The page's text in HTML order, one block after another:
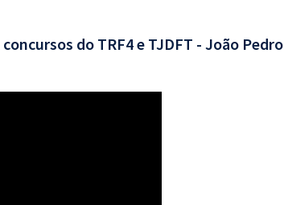
do TRF4 e TJDFT - João Pedro